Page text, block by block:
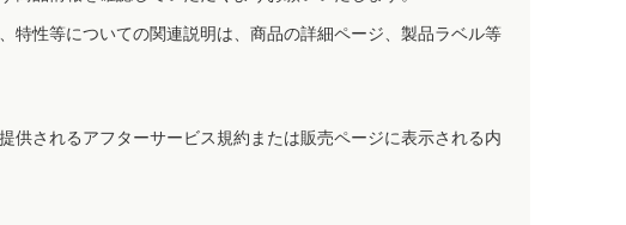
特性等についての関連説明は、商品の詳細ページ、製品ラベル等
供されるアフターサービス規約または販売ページに表示される内